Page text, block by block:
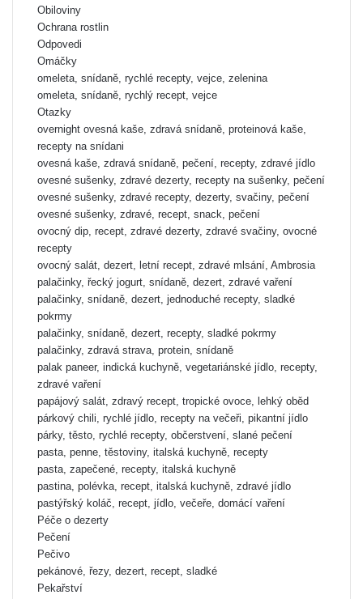
Obiloviny
Ochrana rostlin
Odpovedi
Omáčky
omeleta, snídaně, rychlé recepty, vejce, zelenina
omeleta, snídaně, rychlý recept, vejce
Otazky
overnight ovesná kaše, zdravá snídaně, proteinová kaše,
recepty na snídani
ovesná kaše, zdravá snídaně, pečení, recepty, zdravé jídlo
ovesné sušenky, zdravé dezerty, recepty na sušenky, pečení
ovesné sušenky, zdravé recepty, dezerty, svačiny, pečení
ovesné sušenky, zdravé, recept, snack, pečení
ovocný dip, recept, zdravé dezerty, zdravé svačiny, ovocné
recepty
ovocný salát, dezert, letní recept, zdravé mlsání, Ambrosia
palačinky, řecký jogurt, snídaně, dezert, zdravé vaření
palačinky, snídaně, dezert, jednoduché recepty, sladké
pokrmy
palačinky, snídaně, dezert, recepty, sladké pokrmy
palačinky, zdravá strava, protein, snídaně
palak paneer, indická kuchyně, vegetariánské jídlo, recepty,
zdravé vaření
papájový salát, zdravý recept, tropické ovoce, lehký oběd
párkový chili, rychlé jídlo, recepty na večeři, pikantní jídlo
párky, těsto, rychlé recepty, občerstvení, slané pečení
pasta, penne, těstoviny, italská kuchyně, recepty
pasta, zapečené, recepty, italská kuchyně
pastina, polévka, recept, italská kuchyně, zdravé jídlo
pastýřský koláč, recept, jídlo, večeře, domácí vaření
Péče o dezerty
Pečení
Pečivo
pekánové, řezy, dezert, recept, sladké
Pekařství